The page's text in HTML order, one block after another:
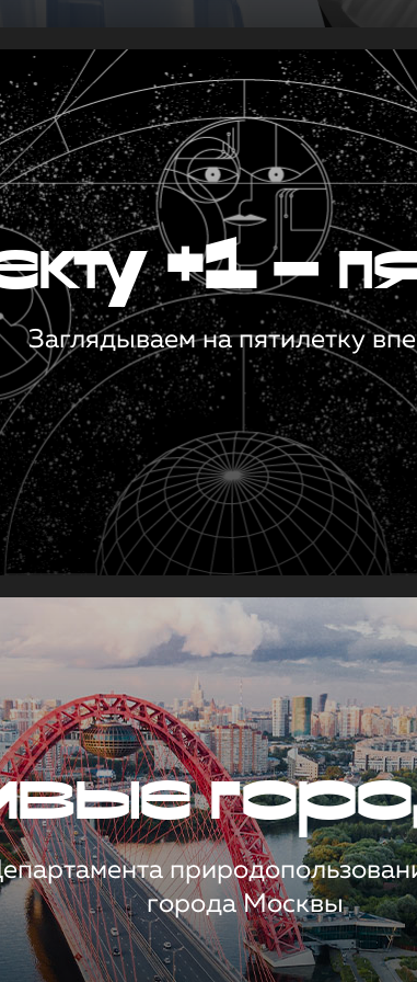
+1 —
Заглядываем на пятилетку
города Москвы